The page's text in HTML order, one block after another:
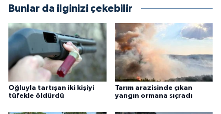
Bunlar da ilginizi çekebilir
Oğluyla tartışan iki kişiyi
tüfekle öldürdü
Tarım arazisinde çıkan
yangın ormana sıçradı